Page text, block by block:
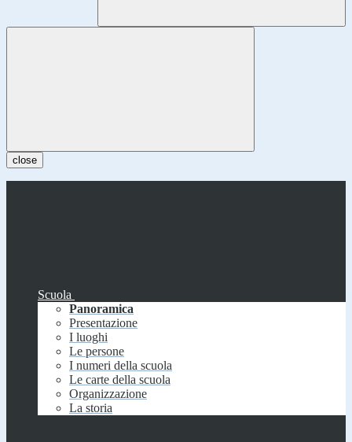
close
Scuola
Panoramica
Presentazione
I luoghi
Le persone
I numeri della scuola
Le carte della scuola
Organizzazione
La storia